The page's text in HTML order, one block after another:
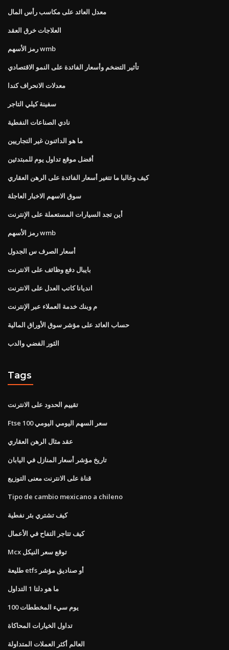
معدل العائد على مكاسب رأس المال
العلاجات خرق العقد
رمز الأسهم wmb
تأثير التضخم وأسعار الفائدة على النمو الاقتصادي
معدلات الانحراف كندا
سفينة كيلي التاجر
نادي الصناعات النفطية
ما هو الدائنون غير التجاريين
أفضل موقع تداول يوم للمبتدئين
كيف وغالبا ما تتغير أسعار الفائدة على الرهن العقاري
سوق الاسهم الاخبار العاجلة
أين تجد السيارات المستعملة على الإنترنت
رمز الأسهم wmb
أسعار الصرف س الجدول
بايبال دفع وظائف على الانترنت
انديانا كاتب العدل على الانترنت
م وبنك خدمة العملاء عبر الإنترنت
حساب العائد على مؤشر سوق الأوراق المالية
الثور الفضي والدب
Tags
تقييم الحدود على الانترنت
Ftse 100 سعر السهم اليومي اليومي
عقد مثال الرهن العقاري
تاريخ مؤشر أسعار المنازل في اليابان
قناة على الانترنت معنى التوزيع
Tipo de cambio mexicano a chileno
كيف تشتري بئر نفطية
كيف تتاجر التفاح في الأعمال
Mcx توقع سعر النيكل
طليعة etfs أو صناديق مؤشر
ما هو دلتا 1 التداول
100 يوم سيء المخططات
تداول الخيارات المحاكاة
العالم أكثر العملات المتداولة